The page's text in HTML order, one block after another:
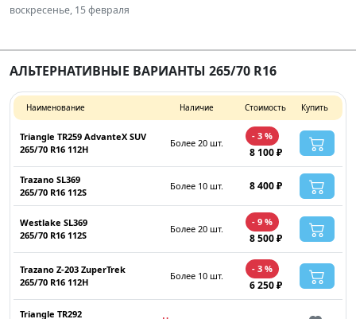
воскресенье, 15 февраля
АЛЬТЕРНАТИВНЫЕ ВАРИАНТЫ 265/70 R16
Наименование Наличие Стоимость Купить
Triangle TR259 AdvanteX SUV
265/70 R16 112H
Более 20 шт.
- 3 %
8 100 ₽
Trazano SL369
265/70 R16 112S
Более 10 шт. 8 400 ₽
Westlake SL369
265/70 R16 112S
Более 20 шт.
- 9 %
8 500 ₽
Trazano Z-203 ZuperTrek
265/70 R16 112H
Более 10 шт.
- 3 %
6 250 ₽
Triangle TR292